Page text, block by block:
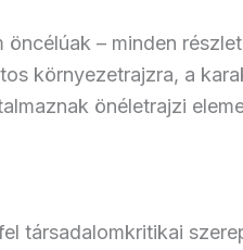
– minden
környezetrajzra, a
önéletrajzi
társadalomkritikai